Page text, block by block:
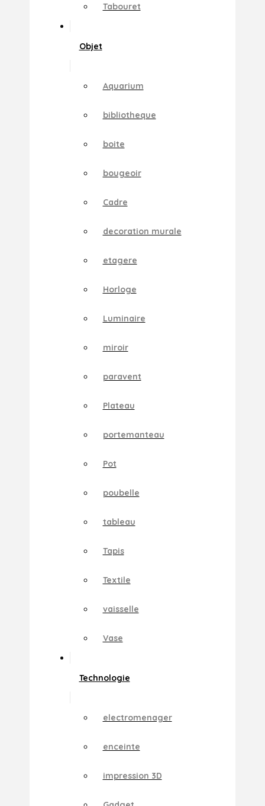
Tabouret
Objet
Aquarium
bibliotheque
boite
bougeoir
Cadre
decoration murale
etagere
Horloge
Luminaire
miroir
paravent
Plateau
portemanteau
Pot
poubelle
tableau
Tapis
Textile
vaisselle
Vase
Technologie
electromenager
enceinte
impression 3D